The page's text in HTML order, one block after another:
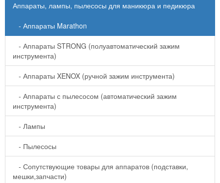
Аппараты, лампы, пылесосы для маникюра и педикюра
- Аппараты Marathon
- Аппараты STRONG (полуавтоматический зажим
инструмента)
- Аппараты XENOX (ручной зажим инструмента)
- Аппараты с пылесосом (автоматический зажим
инструмента)
- Лампы
- Пылесосы
- Сопутствующие товары для аппаратов (подставки,
мешки,запчасти)